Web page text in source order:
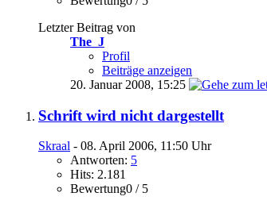
Letzter Beitrag von
The_J
Profil
Beiträge anzeigen
20. Januar 2008, 15:25
Schrift wird nicht dargestellt
Skraal - 08. April 2006, 11:50 Uhr
Antworten: 5
Hits: 2.181
Bewertung0 / 5